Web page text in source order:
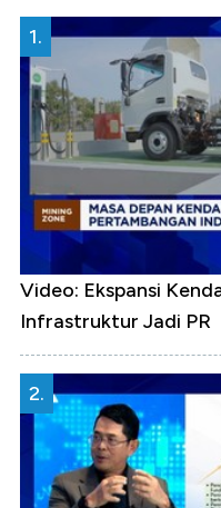
1.
Video: Ekspansi
Infrastruktur Jadi PR
2.